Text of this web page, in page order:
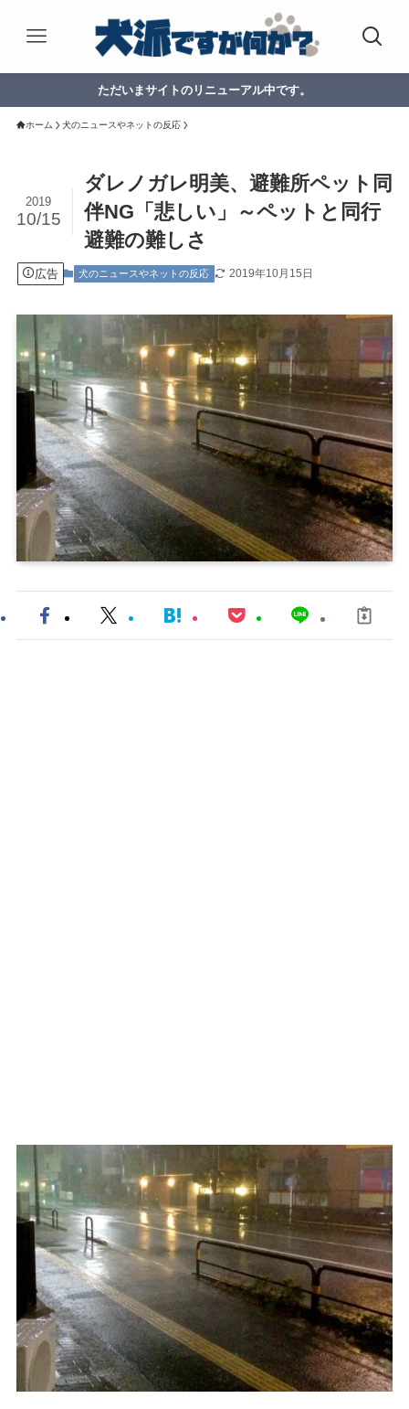
ただいまサイトのリニューアル中です。
ホーム 犬のニュースやネットの反応
ダレノガレ明美、避難所ペット同
伴NG「悲しい」～ペットと同行
避難の難しさ
2019
10/15
広告 犬のニュースやネットの反応 2019年10月15日